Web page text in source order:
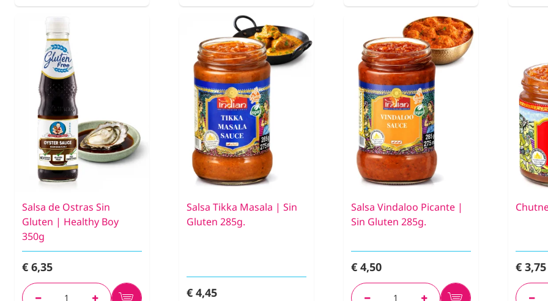
Salsa de Ostras Sin
Gluten | Healthy Boy
350g
€ 6,35
Salsa Tikka Masala | Sin
Gluten 285g.
€ 4,45
Salsa Vindaloo Picante |
Sin Gluten 285g.
€ 4,50 € 3,75